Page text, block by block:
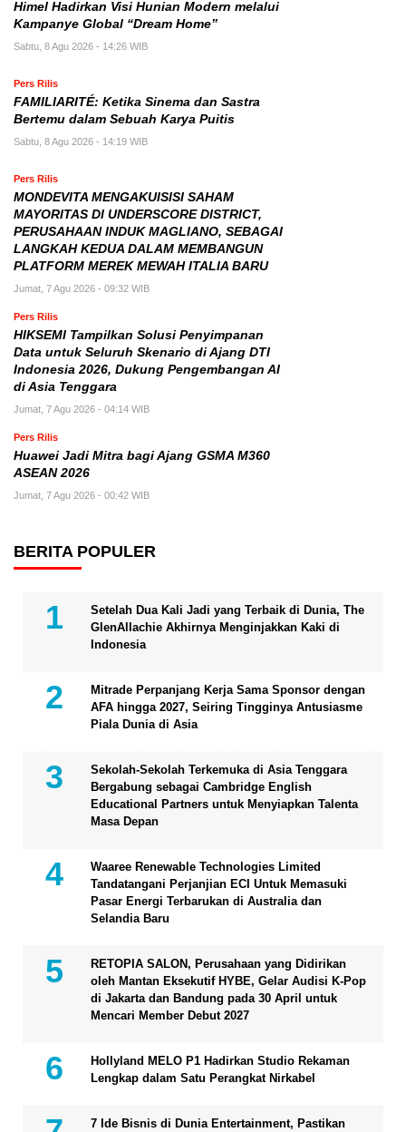
Himel Hadirkan Visi Hunian Modern melalui
Kampanye Global “Dream Home”
Sabtu, 8 Agu 2026 - 14:26 WIB
Pers Rilis
FAMILIARITÉ: Ketika Sinema dan Sastra
Bertemu dalam Sebuah Karya Puitis
Sabtu, 8 Agu 2026 - 14:19 WIB
Pers Rilis
MONDEVITA MENGAKUISISI SAHAM
MAYORITAS DI UNDERSCORE DISTRICT,
PERUSAHAAN INDUK MAGLIANO, SEBAGAI
LANGKAH KEDUA DALAM MEMBANGUN
PLATFORM MEREK MEWAH ITALIA BARU
Jumat, 7 Agu 2026 - 09:32 WIB
Pers Rilis
HIKSEMI Tampilkan Solusi Penyimpanan
Data untuk Seluruh Skenario di Ajang DTI
Indonesia 2026, Dukung Pengembangan AI
di Asia Tenggara
Jumat, 7 Agu 2026 - 04:14 WIB
Pers Rilis
Huawei Jadi Mitra bagi Ajang GSMA M360
ASEAN 2026
Jumat, 7 Agu 2026 - 00:42 WIB
BERITA POPULER
Setelah Dua Kali Jadi yang Terbaik di Dunia, The
GlenAllachie Akhirnya Menginjakkan Kaki di
Indonesia
Mitrade Perpanjang Kerja Sama Sponsor dengan
AFA hingga 2027, Seiring Tingginya Antusiasme
Piala Dunia di Asia
Sekolah-Sekolah Terkemuka di Asia Tenggara
Bergabung sebagai Cambridge English
Educational Partners untuk Menyiapkan Talenta
Masa Depan
Waaree Renewable Technologies Limited
Tandatangani Perjanjian ECI Untuk Memasuki
Pasar Energi Terbarukan di Australia dan
Selandia Baru
RETOPIA SALON, Perusahaan yang Didirikan
oleh Mantan Eksekutif HYBE, Gelar Audisi K-Pop
di Jakarta dan Bandung pada 30 April untuk
Mencari Member Debut 2027
Hollyland MELO P1 Hadirkan Studio Rekaman
Lengkap dalam Satu Perangkat Nirkabel
7 Ide Bisnis di Dunia Entertainment, Pastikan